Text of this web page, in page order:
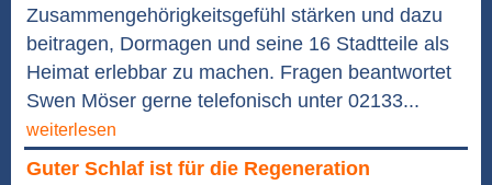
Zusammengehörigkeitsgefühl stärken und dazu
beitragen, Dormagen und seine 16 Stadtteile als
Heimat erlebbar zu machen. Fragen beantwortet
Swen Möser gerne telefonisch unter 02133...
weiterlesen
Guter Schlaf ist für die Regeneration